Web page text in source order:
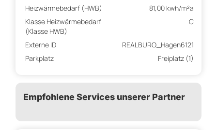
Heizwärmebedarf (HWB)
81,00 kwh/m²a
Klasse Heizwärmebedarf
(Klasse HWB)
C
Externe ID
REALBURO_Hagen6121
Parkplatz
Freiplatz (1)
Empfohlene Services unserer Partner